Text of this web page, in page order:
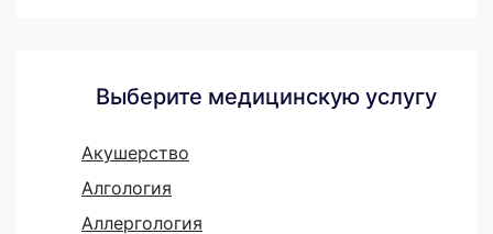
Выберите медицинскую услугу
Акушерство
Алгология
Аллергология